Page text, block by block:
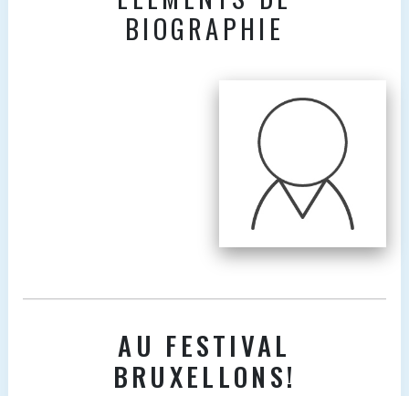
BIOGRAPHIE
AU FESTIVAL
BRUXELLONS!